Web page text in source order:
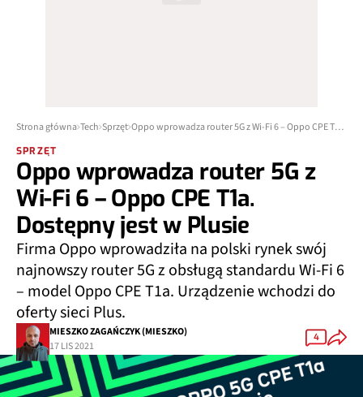
Strona główna Tech Sprzęt Oppo wprowadza router 5G z Wi-Fi 6 – Oppo CPE T1a. Dostępny jest w Plusie
SPRZĘT
Oppo wprowadza router 5G z
Wi-Fi 6 – Oppo CPE T1a.
Dostępny jest w Plusie
Firma Oppo wprowadziła na polski rynek swój
najnowszy router 5G z obsługą standardu Wi-Fi 6
– model Oppo CPE T1a. Urządzenie wchodzi do
oferty sieci Plus.
MIESZKO ZAGAŃCZYK (MIESZKO)
17 LIS 2021
4